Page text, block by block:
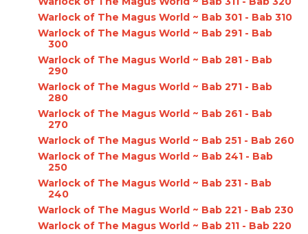
Warlock of The Magus World ~ Bab 301 - Bab 310
Warlock of The Magus World ~ Bab 291 - Bab
300
Warlock of The Magus World ~ Bab 281 - Bab
290
Warlock of The Magus World ~ Bab 271 - Bab
280
Warlock of The Magus World ~ Bab 261 - Bab
270
Warlock of The Magus World ~ Bab 251 - Bab 260
Warlock of The Magus World ~ Bab 241 - Bab
250
Warlock of The Magus World ~ Bab 231 - Bab
240
Warlock of The Magus World ~ Bab 221 - Bab 230
Warlock of The Magus World ~ Bab 211 - Bab 220